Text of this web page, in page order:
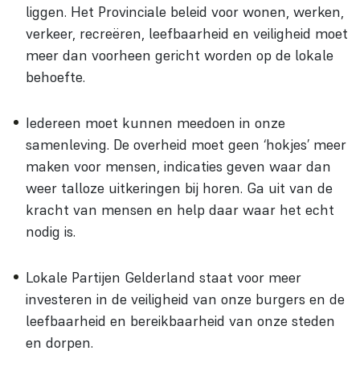
liggen. Het Provinciale beleid voor wonen, werken,
verkeer, recreëren, leefbaarheid en veiligheid moet
meer dan voorheen gericht worden op de lokale
behoefte.
Iedereen moet kunnen meedoen in onze
samenleving. De overheid moet geen ‘hokjes’ meer
maken voor mensen, indicaties geven waar dan
weer talloze uitkeringen bij horen. Ga uit van de
kracht van mensen en help daar waar het echt
nodig is.
Lokale Partijen Gelderland staat voor meer
investeren in de veiligheid van onze burgers en de
leefbaarheid en bereikbaarheid van onze steden
en dorpen.